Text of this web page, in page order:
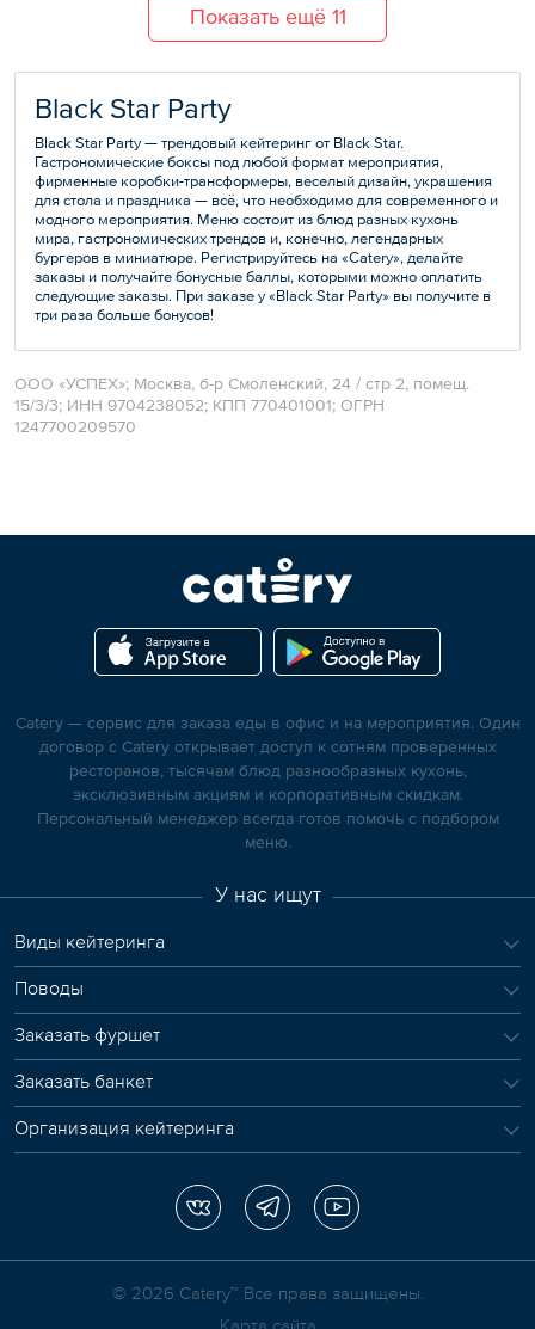
Показать ещё 11
Black Star Party
Black Star Party — трендовый кейтеринг от Black Star.
Гастрономические боксы под любой формат мероприятия,
фирменные коробки-трансформеры, веселый дизайн, украшения
для стола и праздника — всё, что необходимо для современного и
модного мероприятия. Меню состоит из блюд разных кухонь
мира, гастрономических трендов и, конечно, легендарных
бургеров в миниатюре. Регистрируйтесь на «Catery», делайте
заказы и получайте бонусные баллы, которыми можно оплатить
следующие заказы. При заказе у «Black Star Party» вы получите в
три раза больше бонусов!
ООО «УСПЕХ»; Москва, б-р Смоленский, 24 / стр 2, помещ.
15/3/3; ИНН 9704238052; КПП 770401001; ОГРН
1247700209570
Catery — сервис для заказа еды в офис и на мероприятия. Один
договор с Catery открывает доступ к сотням проверенных
ресторанов, тысячам блюд разнообразных кухонь,
эксклюзивным акциям и корпоративным скидкам.
Персональный менеджер всегда готов помочь с подбором
меню.
У нас ищут
Виды кейтеринга
Поводы
Заказать фуршет
Заказать банкет
Организация кейтеринга
© 2026 Сatery™ Все права защищены.